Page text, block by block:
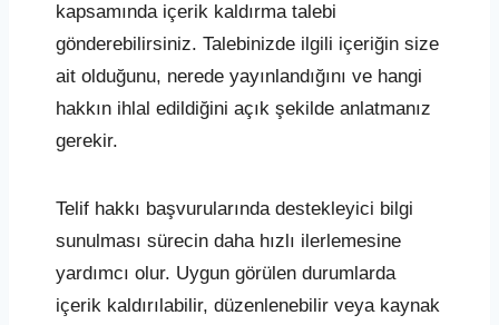
kapsamında içerik kaldırma talebi
gönderebilirsiniz. Talebinizde ilgili içeriğin size
ait olduğunu, nerede yayınlandığını ve hangi
hakkın ihlal edildiğini açık şekilde anlatmanız
gerekir.
Telif hakkı başvurularında destekleyici bilgi
sunulması sürecin daha hızlı ilerlemesine
yardımcı olur. Uygun görülen durumlarda
içerik kaldırılabilir, düzenlenebilir veya kaynak